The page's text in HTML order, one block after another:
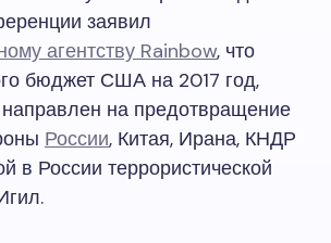
заявил
агентству Rainbow, что
бюджет США на 2017 год,
на предотвращение
России, Китая, Ирана, КНДР
в России террористической